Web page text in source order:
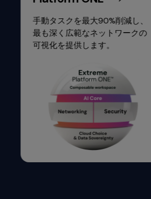
and
also
move
down
into
nested
menu.
Enter
will
open
a
nested
menu
and
手動タスクを最大90%削減し、
最も深く広範なネットワークの
可視化を提供します。